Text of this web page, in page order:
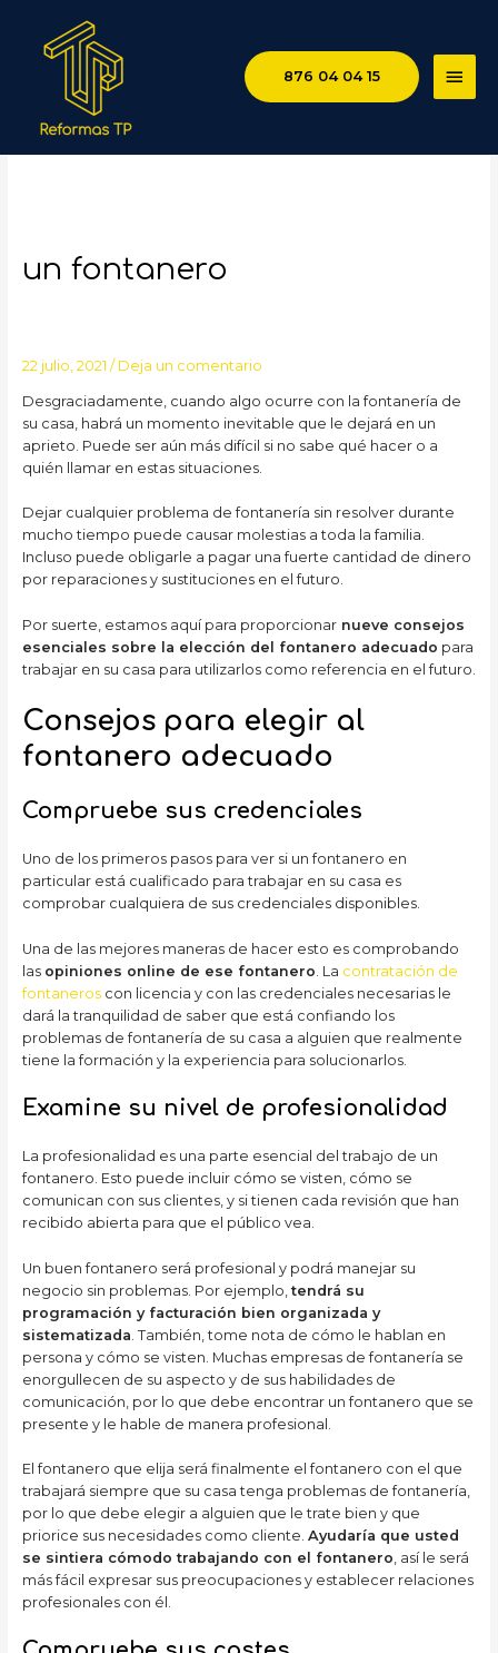
876 04 04 15
Consejos para contratar a
un fontanero
22 julio, 2021 / Deja un comentario
Desgraciadamente, cuando algo ocurre con la fontanería de
su casa, habrá un momento inevitable que le dejará en un
aprieto. Puede ser aún más difícil si no sabe qué hacer o a
quién llamar en estas situaciones.
Dejar cualquier problema de fontanería sin resolver durante
mucho tiempo puede causar molestias a toda la familia.
Incluso puede obligarle a pagar una fuerte cantidad de dinero
por reparaciones y sustituciones en el futuro.
Por suerte, estamos aquí para proporcionarnueve consejos
esenciales sobre la elección del fontanero adecuado para
trabajar en su casa para utilizarlos como referencia en el futuro.
Consejos para elegir al
fontanero adecuado
Compruebe sus credenciales
Uno de los primeros pasos para ver si un fontanero en
particular está cualificado para trabajar en su casa es
comprobar cualquiera de sus credenciales disponibles.
Una de las mejores maneras de hacer esto es comprobando
las opiniones online de ese fontanero . La contratación de
fontaneroscon licencia y con las credenciales necesarias le
dará la tranquilidad de saber que está confiando los
problemas de fontanería de su casa a alguien que realmente
tiene la formación y la experiencia para solucionarlos.
Examine su nivel de profesionalidad
La profesionalidad es una parte esencial del trabajo de un
fontanero. Esto puede incluir cómo se visten, cómo se
comunican con sus clientes, y si tienen cada revisión que han
recibido abierta para que el público vea.
Un buen fontanero será profesional y podrá manejar su
negocio sin problemas. Por ejemplo,tendrá su
programación y facturación bien organizada y
sistematizada . También, tome nota de cómo le hablan en
persona y cómo se visten. Muchas empresas de fontanería se
enorgullecen de su aspecto y de sus habilidades de
comunicación, por lo que debe encontrar un fontanero que se
presente y le hable de manera profesional.
El fontanero que elija será finalmente el fontanero con el que
trabajará siempre que su casa tenga problemas de fontanería,
por lo que debe elegir a alguien que le trate bien y que
priorice sus necesidades como cliente. Ayudaría que usted
se sintiera cómodo trabajando con el fontanero, así le será
más fácil expresar sus preocupaciones y establecer relaciones
profesionales con él.